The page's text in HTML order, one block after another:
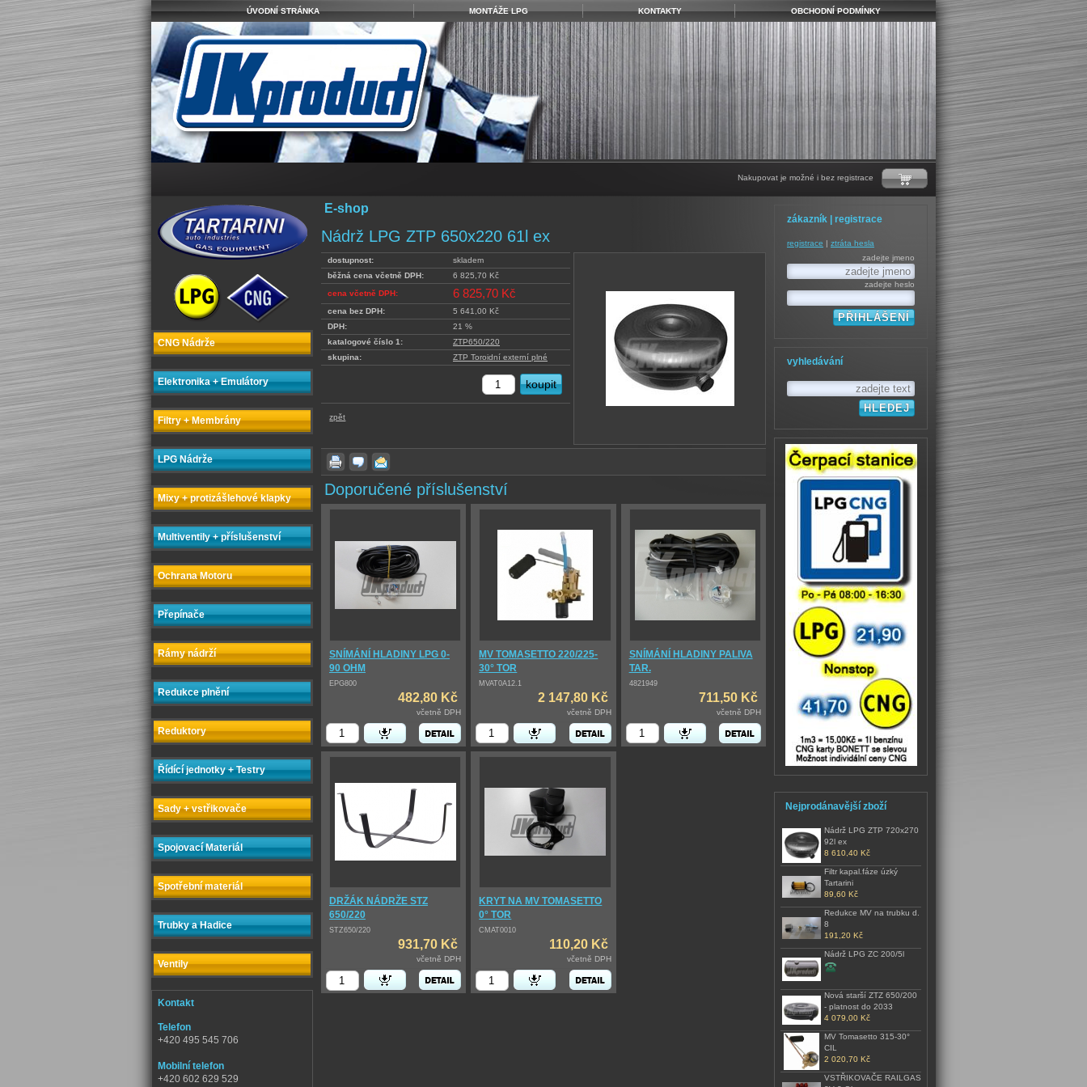
ÚVODNÍ STRÁNKA MONTÁŽE LPG KONTAKTY OBCHODNÍ PODMÍNKY
Nakupovat je možné i bez registrace
CNG Nádrže
Elektronika + Emulátory
Filtry + Membrány
LPG Nádrže
Mixy + protizášlehové klapky
Multiventily + příslušenství
Ochrana Motoru
Přepínače
Rámy nádrží
Redukce plnění
Reduktory
Řídící jednotky + Testry
Sady + vstřikovače
Spojovací Materiál
Spotřební materiál
Trubky a Hadice
Ventily
Kontakt
Telefon
+420 495 545 706
Mobilní telefon
+420 602 629 529
E-shop
Nádrž LPG ZTP 650x220 61l ex
dostupnost:
skladem
běžná cena včetně DPH:
6 825,70 Kč
cena včetně DPH:
6 825,70 Kč
cena bez DPH:
5 641,00 Kč
DPH:
21 %
katalogové číslo 1:
ZTP650/220
skupina:
ZTP Toroidní externí plné
zpět
Doporučené příslušenství
SNÍMÁNÍ HLADINY LPG 0-
90 OHM
EPG800
482,80 Kč
včetně DPH
MV TOMASETTO 220/225-
30° TOR
MVAT0A12.1
2 147,80 Kč
včetně DPH
SNÍMÁNÍ HLADINY PALIVA
TAR.
4821949
711,50 Kč
včetně DPH
DRŽÁK NÁDRŽE STZ
650/220
STZ650/220
931,70 Kč
včetně DPH
KRYT NA MV TOMASETTO
0° TOR
CMAT0010
110,20 Kč
včetně DPH
zákazník | registrace
registrace
ztráta hesla
zadejte jmeno
zadejte heslo
vyhledávání
Nejprodánavější zboží
Nádrž LPG ZTP 720x270
92l ex
8 610,40 Kč
Filtr kapal.fáze úzký
Tartarini
89,60 Kč
Redukce MV na trubku d.
8
191,20 Kč
Nádrž LPG ZC 200/5l
Nová starší ZTZ 650/200
- platnost do 2033
4 079,00 Kč
MV Tomasetto 315-30°
CIL
2 020,70 Kč
VSTŘIKOVAČE RAILGAS